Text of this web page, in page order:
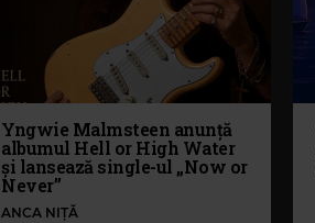
Yngwie Malmsteen anunță
albumul Hell or High Water
și lansează single-ul „Now or
Never”
ANCA NIȚĂ